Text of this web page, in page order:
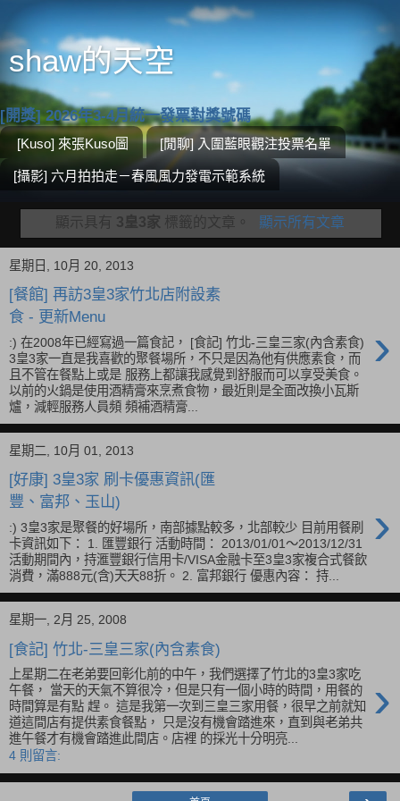
shaw的天空
[開獎] 2026年3-4月統一發票對獎號碼
[Kuso] 來張Kuso圖 [閒聊] 入圍藍眼觀注投票名單
[攝影] 六月拍拍走－春風風力發電示範系統
顯示具有 3皇3家 標籤的文章。 顯示所有文章
星期日, 10月 20, 2013
[餐館] 再訪3皇3家竹北店附設素
食 - 更新Menu
›
:) 在2008年已經寫過一篇食記， [食記] 竹北-三皇三家(內含素食)
3皇3家一直是我喜歡的聚餐場所，不只是因為他有供應素食，而
且不管在餐點上或是 服務上都讓我感覺到舒服而可以享受美食。
以前的火鍋是使用酒精膏來烹煮食物，最近則是全面改換小瓦斯
爐，減輕服務人員頻 頻補酒精膏...
星期二, 10月 01, 2013
[好康] 3皇3家 刷卡優惠資訊(匯
豐、富邦、玉山)
›
:) 3皇3家是聚餐的好場所，南部據點較多，北部較少 目前用餐刷
卡資訊如下： 1. 匯豐銀行 活動時間： 2013/01/01～2013/12/31
活動期間內，持滙豐銀行信用卡/VISA金融卡至3皇3家複合式餐飲
消費，滿888元(含)天天88折。 2. 富邦銀行 優惠內容： 持...
星期一, 2月 25, 2008
[食記] 竹北-三皇三家(內含素食)
›
上星期二在老弟要回彰化前的中午，我們選擇了竹北的3皇3家吃
午餐， 當天的天氣不算很冷，但是只有一個小時的時間，用餐的
時間算是有點 趕。 這是我第一次到三皇三家用餐，很早之前就知
道這間店有提供素食餐點， 只是沒有機會踏進來，直到與老弟共
進午餐才有機會踏進此間店。店裡 的採光十分明亮...
4 則留言: